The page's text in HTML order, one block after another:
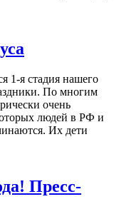
1-я стадия нашего
По многим
очень
людей в РФ и
Их дети
Пресс-